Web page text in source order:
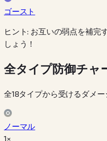
ゴースト
ヒント: お互いの弱点を補完
しょう！
全タイプ防御チャ
全18タイプから受けるダメ
ノーマル
1×